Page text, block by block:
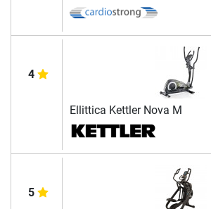
4
Ellittica Kettler Nova M
5